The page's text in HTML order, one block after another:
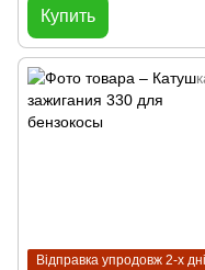
Купить
Відправка упродовж 2-х